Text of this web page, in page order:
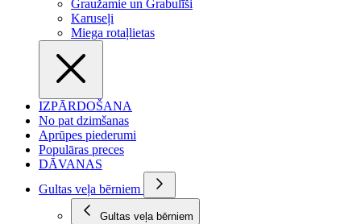
Graužamie un Grabulīši
Karuseļi
Miega rotaļlietas
IZPĀRDOŠANA
No pat dzimšanas
Aprūpes piederumi
Populāras preces
DĀVANAS
Gultas veļa bērniem
Gultas veļa bērniem